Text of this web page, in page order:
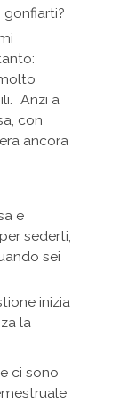
gonfiarti?
Anzi a
con
ancora
e
sederti,
sei
inizia
la
ci sono